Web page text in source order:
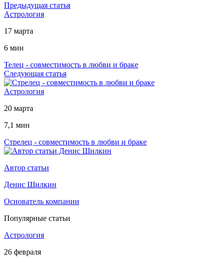
Предыдущая статья
Астрология
17 марта
6 мин
Телец - совместимость в любви и браке
Следующая статья
Астрология
20 марта
7,1 мин
Стрелец - совместимость в любви и браке
Автор статьи
Денис Шилкин
Основатель компании
Популярные статьи
Астрология
26 февраля